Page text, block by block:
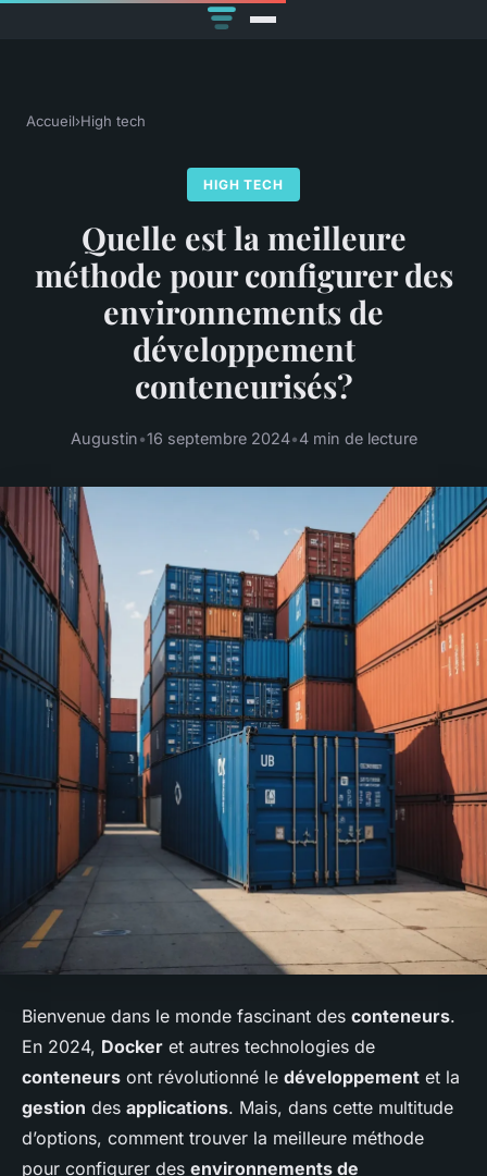
Accueil›High tech
HIGH TECH
Quelle est la meilleure
méthode pour configurer des
environnements de
développement
conteneurisés?
Augustin•16 septembre 2024•4 min de lecture
Bienvenue dans le monde fascinant des conteneurs.
En 2024, Docker et autres technologies de
conteneurs ont révolutionné le développement et la
gestion des applications. Mais, dans cette multitude
d’options, comment trouver la meilleure méthode
pour configurer des environnements de